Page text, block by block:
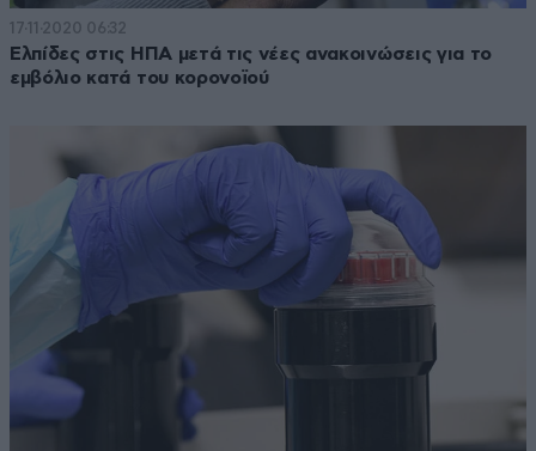
17·11·2020 06:32
Ελπίδες στις ΗΠΑ μετά τις νέες ανακοινώσεις για το
εμβόλιο κατά του κορονοϊού